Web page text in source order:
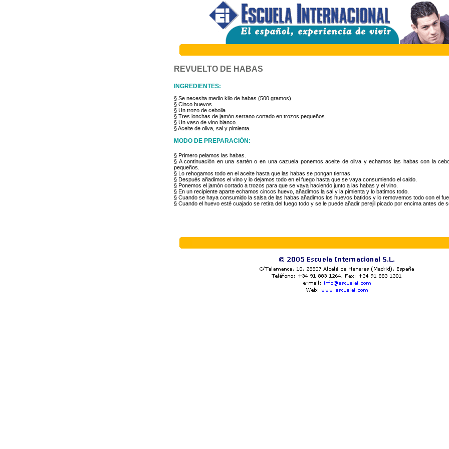
REVUELTO DE HABAS
INGREDIENTES:
§ Se necesita medio kilo de habas (500 gramos).
§ Cinco huevos.
§ Un trozo de cebolla.
§ Tres lonchas de jamón serrano cortado en trozos pequeños.
§ Un vaso de vino blanco.
§ Aceite de oliva, sal y pimienta.
MODO DE PREPARACIÓN:
§ Primero pelamos las habas.
§ A continuación en una sartén o en una cazuela ponemos aceite de oliva y echamos las habas con la
pequeños.
§ Lo rehogamos todo en el aceite hasta que las habas se pongan tiernas.
§ Después añadimos el vino y lo dejamos todo en el fuego hasta que se vaya consumiendo el caldo.
§ Ponemos el jamón cortado a trozos para que se vaya haciendo junto a las habas y el vino.
§ En un recipiente aparte echamos cincos huevo, añadimos la sal y la pimienta y lo batimos todo.
§ Cuando se haya consumido la salsa de las habas añadimos los huevos batidos y lo removemos todo con el
§ Cuando el huevo esté cuajado se retira del fuego todo y se le puede añadir perejil picado por encima antes de